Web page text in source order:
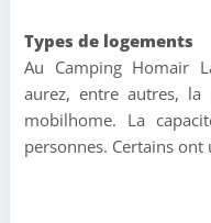
Types de logements
Au Camping Homair
aurez, entre autres, la
mobilhome. La
personnes. Certains ont